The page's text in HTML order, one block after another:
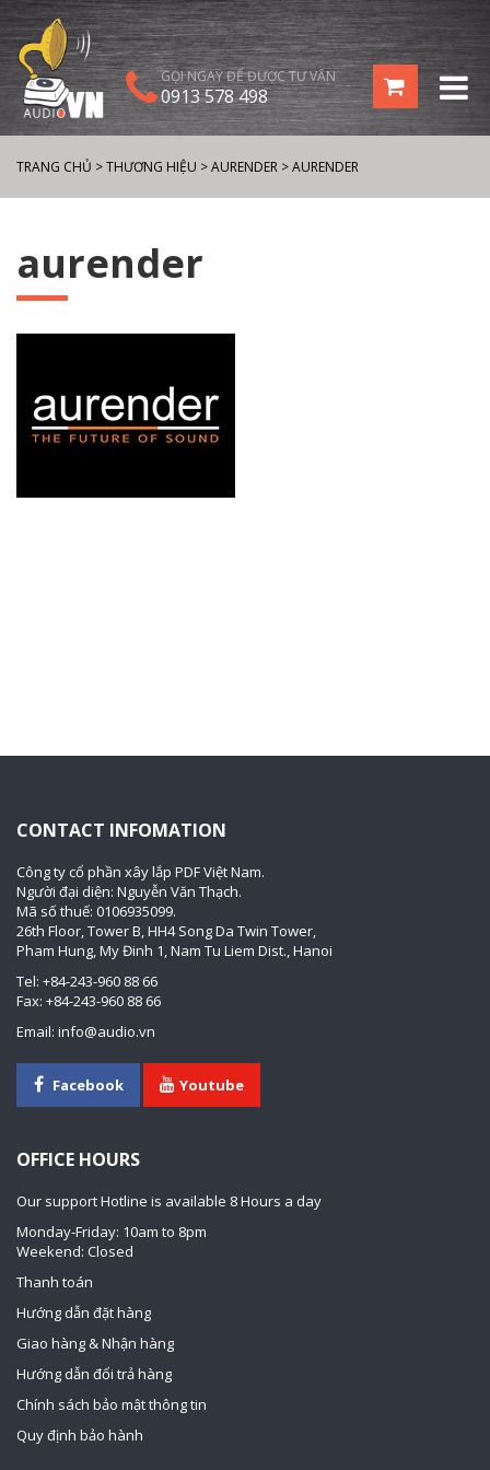
GỌI NGAY ĐỂ ĐƯỢC TƯ VẤN
0913 578 498
TRANG CHỦ >THƯƠNG HIỆU >AURENDER >AURENDER
aurender
CONTACT INFOMATION
Công ty cổ phần xây lắp PDF Việt Nam.
Người đại diện: Nguyễn Văn Thạch.
Mã số thuế: 0106935099.
26th Floor, Tower B, HH4 Song Da Twin Tower,
Pham Hung, My Đinh 1, Nam Tu Liem Dist., Hanoi
Tel: +84-243-960 88 66
Fax: +84-243-960 88 66
Email: info@audio.vn
Facebook Youtube
OFFICE HOURS
Our support Hotline is available 8 Hours a day
Monday-Friday: 10am to 8pm
Weekend: Closed
Thanh toán
Hướng dẫn đặt hàng
Giao hàng & Nhận hàng
Hướng dẫn đổi trả hàng
Chính sách bảo mật thông tin
Quy định bảo hành